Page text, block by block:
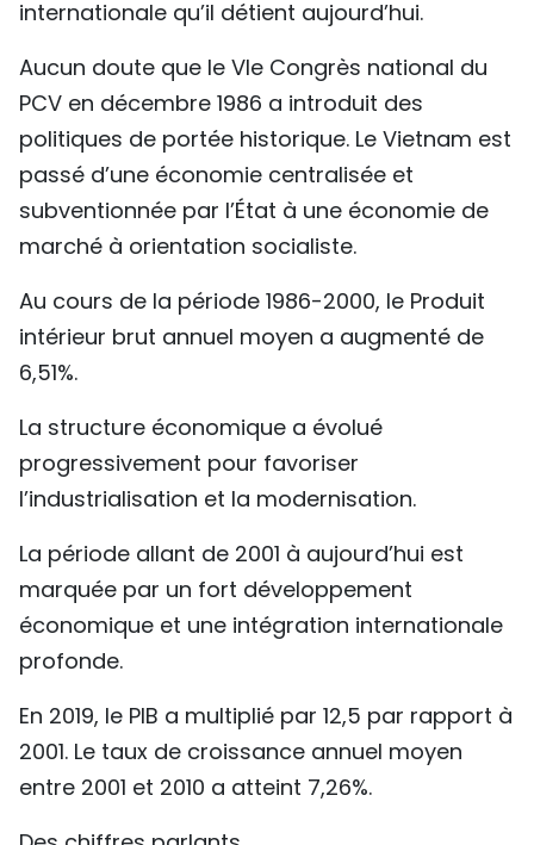
internationale qu’il détient aujourd’hui.
Aucun doute que le VIe Congrès national du
PCV en décembre 1986 a introduit des
politiques de portée historique. Le Vietnam est
passé d’une économie centralisée et
subventionnée par l’État à une économie de
marché à orientation socialiste.
Au cours de la période 1986-2000, le Produit
intérieur brut annuel moyen a augmenté de
6,51%.
La structure économique a évolué
progressivement pour favoriser
l’industrialisation et la modernisation.
La période allant de 2001 à aujourd’hui est
marquée par un fort développement
économique et une intégration internationale
profonde.
En 2019, le PIB a multiplié par 12,5 par rapport à
2001. Le taux de croissance annuel moyen
entre 2001 et 2010 a atteint 7,26%.